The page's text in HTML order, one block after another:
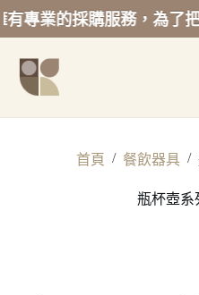
業的採購服務，為了把
首頁 / 餐飲器具 /
瓶杯壺系